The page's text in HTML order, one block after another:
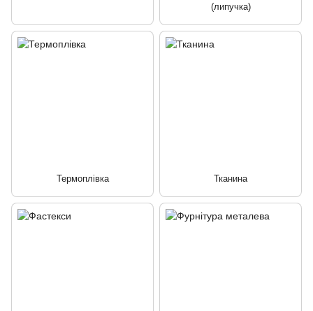
(липучка)
Термоплівка Тканина